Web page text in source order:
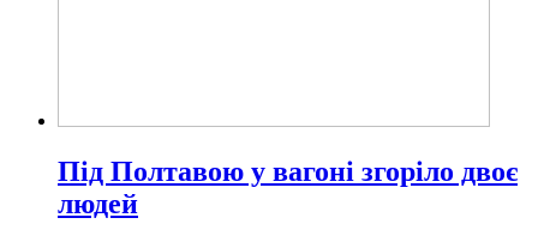
Під Полтавою у вагоні згоріло двоє
людей